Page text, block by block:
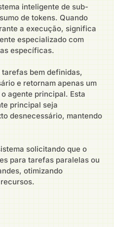
inteligente de sub-
de tokens. Quando
a execução, significa
especializado com
específicas.
bem definidas,
e retornam apenas um
agente principal. Esta
principal seja
desnecessário, mantendo
solicitando que o
para tarefas paralelas ou
otimizando